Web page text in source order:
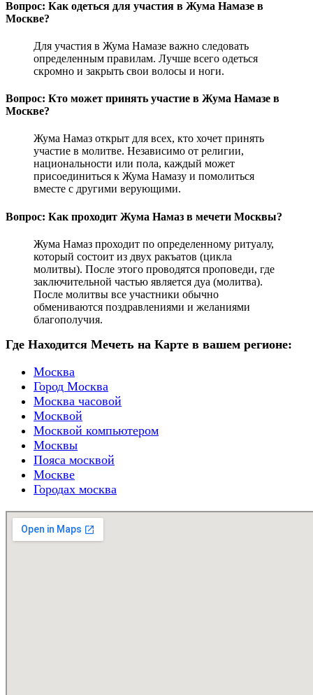
Вопрос: Как одеться для участия в Жума Намазе в
Москве?
Для участия в Жума Намазе важно следовать
определенным правилам. Лучше всего одеться
скромно и закрыть свои волосы и ноги.
Вопрос: Кто может принять участие в Жума Намазе в
Москве?
Жума Намаз открыт для всех, кто хочет принять
участие в молитве. Независимо от религии,
национальности или пола, каждый может
присоединиться к Жума Намазу и помолиться
вместе с другими верующими.
Вопрос: Как проходит Жума Намаз в мечети Москвы?
Жума Намаз проходит по определенному ритуалу,
который состоит из двух ракъатов (цикла
молитвы). После этого проводятся проповеди, где
заключительной частью является дуа (молитва).
После молитвы все участники обычно
обмениваются поздравлениями и желаниями
благополучия.
Где Находится Мечеть на Карте в вашем регионе:
Москва
Город Москва
Москва часовой
Москвой
Москвой компьютером
Москвы
Пояса москвой
Москве
Городах москва